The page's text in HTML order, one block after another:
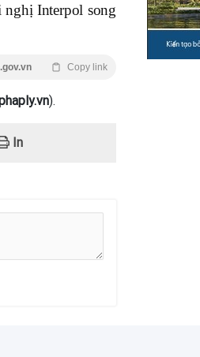
nghị Interpol song
Copy link
).
In